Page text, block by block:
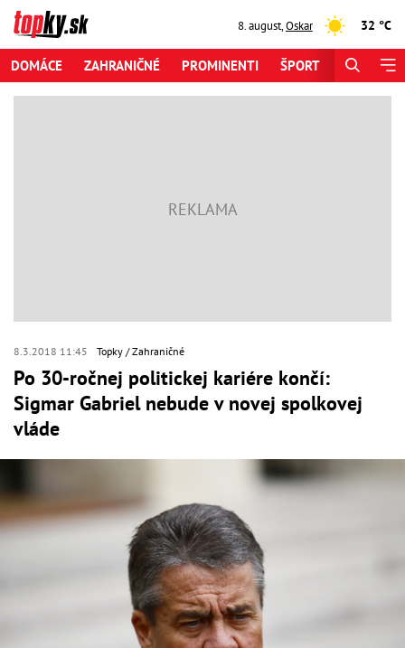
8. august,Oskar 32 °C
DOMÁCE ZAHRANIČNÉ PROMINENTI ŠPORT
8.3.2018 11:45 Topky Zahraničné
Po 30-ročnej politickej kariére končí:
Sigmar Gabriel nebude v novej spolkovej
vláde